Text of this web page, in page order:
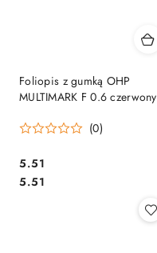
Foliopis z gumką OHP
MULTIMARK F 0.6 czerwony
(0)
Cena:
5.51
Cena:
5.51